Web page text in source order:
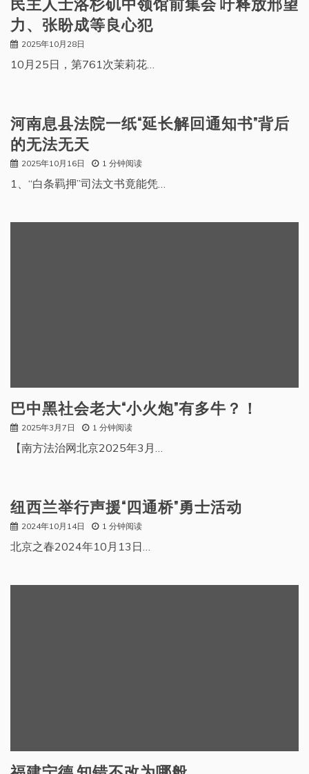
民主人士洛杉矶中领馆前集会 吁释放邢望
力、张盼成等良心犯
2025年10月28日
10月25日，第761次茉莉花…
河南息县法院一纸“延长解回通知书”背后
的无法无天
2025年10月16日 1 分钟阅读
1、“白条羁押”司法文书竟能凭…
巴中黑社会老大“小火炮”有多牛？！
2025年3月7日 1 分钟阅读
【南方法治网北京2025年3月…
纽西兰举行声援“四通桥”勇士活动
2024年10月14日 1 分钟阅读
北京之春2024年10月13日…